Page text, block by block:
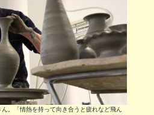
。「情熱を持って向き合うと疲れなど飛ん